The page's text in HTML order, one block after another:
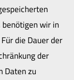
wir in
die Dauer der
der
Daten zu